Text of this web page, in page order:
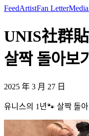
FeedArtistFan LetterMedia
UNIS社群
살짝 돌아보
2025 年 3 月 27 日
유니스의 1년🐾 살짝 돌